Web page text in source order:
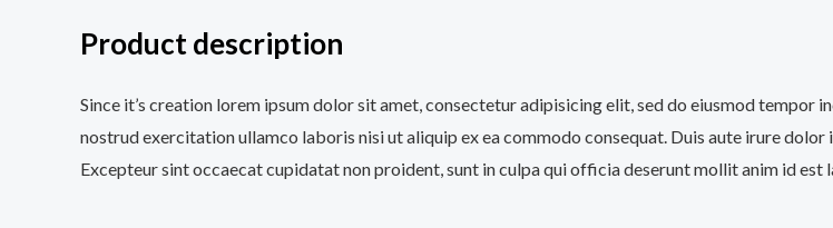
Product description
Since it’s creation lorem ipsum dolor sit amet, consectetur adipisicing elit, sed do eiusmod tempor
nostrud exercitation ullamco laboris nisi ut aliquip ex ea commodo consequat. Duis aute irure
Excepteur sint occaecat cupidatat non proident, sunt in culpa qui officia deserunt mollit anim id est